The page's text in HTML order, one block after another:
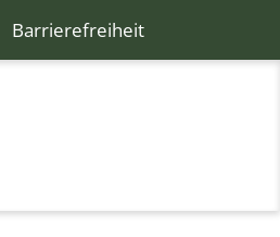
Barrierefreiheit